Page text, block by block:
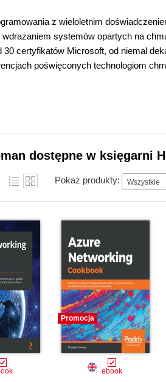
z wieloletnim
systemów opartych na
30 certyfikatów Microsoft, od niemal
poświęconych technologiom
dostępne w księgarni
Pokaż produkty: Wszystkie
Promocja
ebook